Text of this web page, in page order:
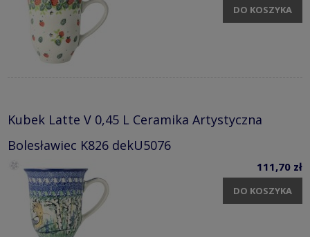
DO KOSZYKA
Kubek Latte V 0,45 L Ceramika Artystyczna
Bolesławiec K826 dekU5076
111,70 zł
DO KOSZYKA